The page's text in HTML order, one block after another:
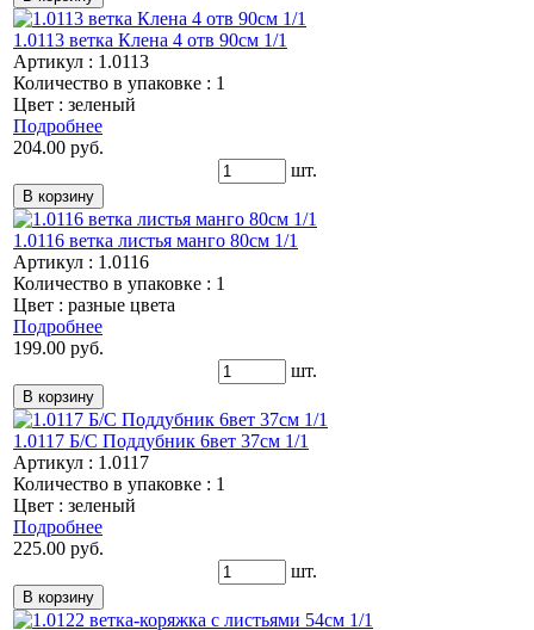
1.0113 ветка Клена 4 отв 90см 1/1
Артикул : 1.0113
Количество в упаковке : 1
Цвет : зеленый
Подробнее
204.00 руб.
шт.
1.0116 ветка листья манго 80см 1/1
Артикул : 1.0116
Количество в упаковке : 1
Цвет : разные цвета
Подробнее
199.00 руб.
шт.
1.0117 Б/С Поддубник 6вет 37см 1/1
Артикул : 1.0117
Количество в упаковке : 1
Цвет : зеленый
Подробнее
225.00 руб.
шт.